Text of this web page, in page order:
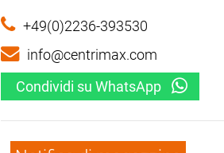
+49(0)2236-393530
info@centrimax.com
Condividi su WhatsApp